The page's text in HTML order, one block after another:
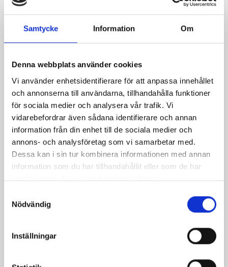
Samtycke Information Om
Denna webbplats använder cookies
Vi använder enhetsidentifierare för att anpassa innehållet
och annonserna till användarna, tillhandahålla funktioner
för sociala medier och analysera vår trafik. Vi
vidarebefordrar även sådana identifierare och annan
information från din enhet till de sociala medier och
annons- och analysföretag som vi samarbetar med.
Dessa kan i sin tur kombinera informationen med annan
information som du har tillhandahållit eller som de har
samlat in när du har använt deras tjänster.
Nödvändig
Inställningar
en naturlig kolhydrat som finns i all sorts vanlig
DelaDelaDelaDela
post
Skriv
Goda laktosfria produkter
norrländska mjölkbönder. Prova vår laktosfria